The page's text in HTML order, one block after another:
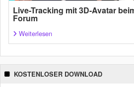
Live-Tracking mit 3D-Avatar
Forum
Weiterlesen
KOSTENLOSER DOWNLOAD